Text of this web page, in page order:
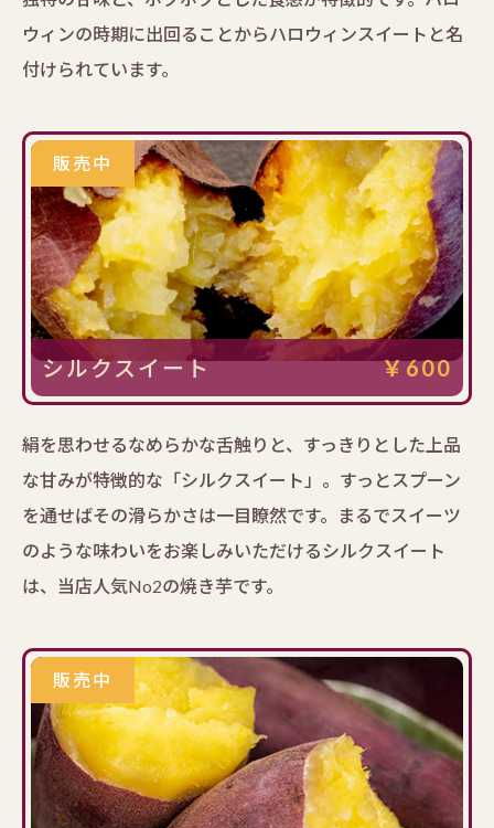
ウィンの時期に出回ることからハロウィンスイートと名
付けられています。
販売中
シルクスイート ￥600
絹を思わせるなめらかな舌触りと、すっきりとした上品
な甘みが特徴的な「シルクスイート」。すっとスプーン
を通せばその滑らかさは一目瞭然です。まるでスイーツ
のような味わいをお楽しみいただけるシルクスイート
は、当店人気No2の焼き芋です。
販売中